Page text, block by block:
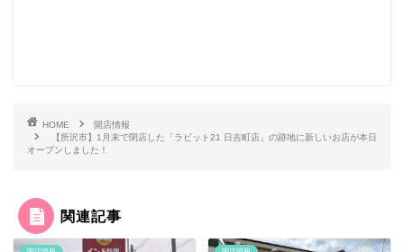
HOME
開店情報
【所沢市】1月末で閉店した「ラビット21 日吉町店」の跡地に新しいお店が本日
オープンしました！
関連記事